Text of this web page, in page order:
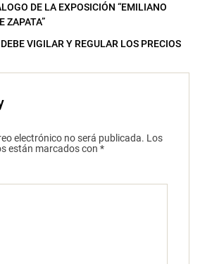
DE LA EXPOSICIÓN “EMILIANO
ZAPATA”
VIGILAR Y REGULAR LOS PRECIOS
electrónico no será publicada. Los
están marcados con *